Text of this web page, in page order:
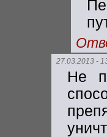
27.03.2013 -
Не